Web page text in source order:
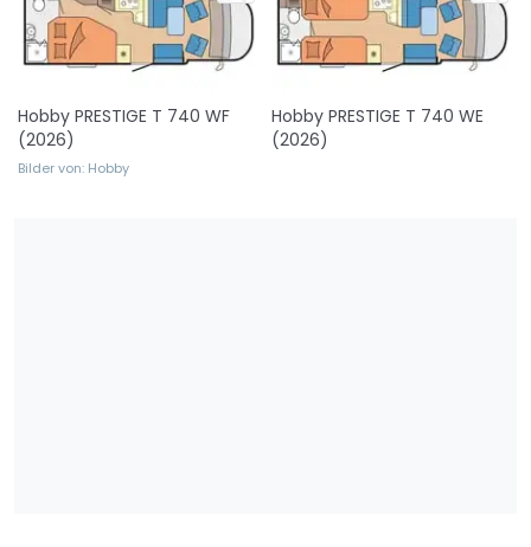
Hobby PRESTIGE T 740 WF
(2026)
Hobby PRESTIGE T 740 WE
(2026)
Bilder von: Hobby